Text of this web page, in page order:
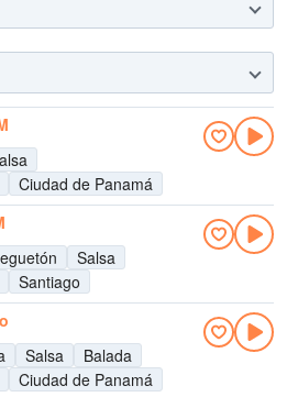
Ciudad de Panamá
Salsa
Santiago
Salsa
Balada
Ciudad de Panamá